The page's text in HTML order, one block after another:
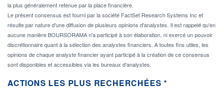
la plus généralement retenue par la place financière.
Le présent consensus est fourni par la société FactSet Research Systems Inc et
résulte par nature d'une diffusion de plusieurs opinions d'analystes. Il est rappelé qu'en
aucune manière BOURSORAMA n'a participé à son élaboration, ni exercé un pouvoir
discrétionnaire quant à la sélection des analystes financiers. A toutes fins utiles, les
opinions de chaque analyste financier ayant participé à la création de ce consensus
sont disponibles et accessibles via les bureaux d'analystes.
ACTIONS LES PLUS RECHERCHÉES *